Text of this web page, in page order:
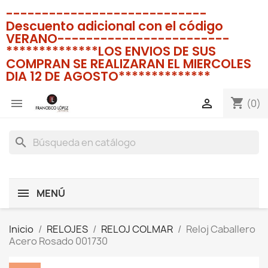
----------------------------
Descuento adicional con el código
VERANO------------------------
**************LOS ENVIOS DE SUS
COMPRAN SE REALIZARAN EL MIERCOLES
DIA 12 DE AGOSTO**************
 shopping_cart (0)

search
MENÚ
Inicio RELOJES RELOJ COLMAR
Reloj Caballero
Acero Rosado 001730